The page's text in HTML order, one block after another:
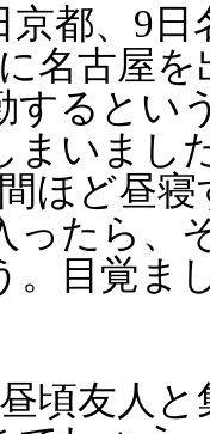
京都、9
名古屋
するとい
まいまし
ほど昼
ったら、
。目覚ま
頃友人